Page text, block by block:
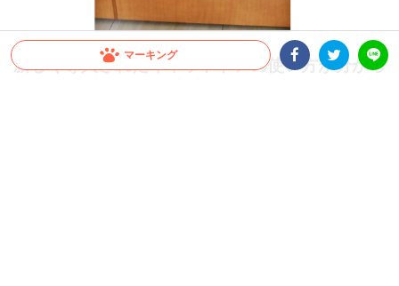
マーキング
新しく導入されたキャットドアの使い方が分から